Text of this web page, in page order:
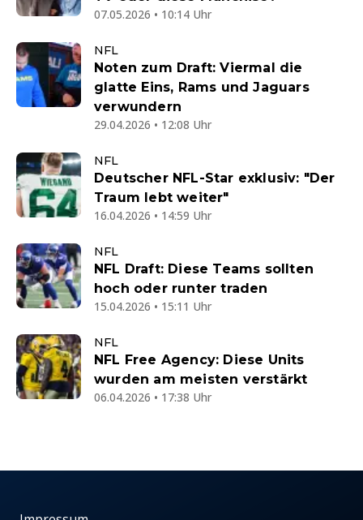
07.05.2026 • 10:14 Uhr
NFL
Noten zum Draft: Viermal die
glatte Eins, Rams und Jaguars
verwundern
29.04.2026 • 12:08 Uhr
NFL
Deutscher NFL-Star exklusiv: "Der
Traum lebt weiter"
16.04.2026 • 14:59 Uhr
NFL
NFL Draft: Diese Teams sollten
hoch oder runter traden
15.04.2026 • 15:11 Uhr
NFL
NFL Free Agency: Diese Units
wurden am meisten verstärkt
06.04.2026 • 17:38 Uhr